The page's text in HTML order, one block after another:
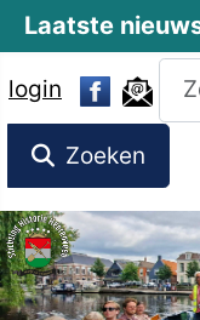
login
Zoeken
Laatste